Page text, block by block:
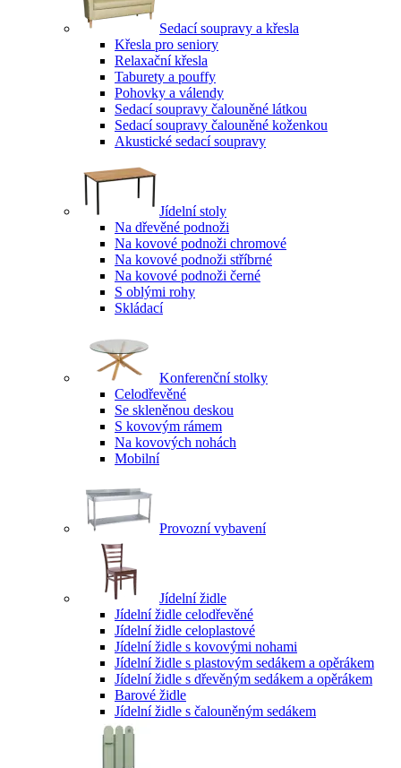
Sedací soupravy a křesla
Křesla pro seniory
Relaxační křesla
Taburety a pouffy
Pohovky a válendy
Sedací soupravy čalouněné látkou
Sedací soupravy čalouněné koženkou
Akustické sedací soupravy
Jídelní stoly
Na dřevěné podnoži
Na kovové podnoži chromové
Na kovové podnoži stříbrné
Na kovové podnoži černé
S oblými rohy
Skládací
Konferenční stolky
Celodřevěné
Se skleněnou deskou
S kovovým rámem
Na kovových nohách
Mobilní
Provozní vybavení
Jídelní židle
Jídelní židle celodřevěné
Jídelní židle celoplastové
Jídelní židle s kovovými nohami
Jídelní židle s plastovým sedákem a opěrákem
Jídelní židle s dřevěným sedákem a opěrákem
Barové židle
Jídelní židle s čalouněným sedákem